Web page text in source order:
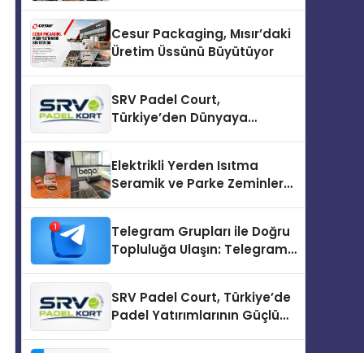
Cesur Packaging, Mısır’daki
Üretim Üssünü Büyütüyor
SRV Padel Court,
Türkiye’den Dünyaya
Elektrikli Yerden Isıtma
Seramik ve Parke Zeminler
Telegram Grupları ile Doğru
Topluluğa Ulaşın: Telegram
SRV Padel Court, Türkiye’de
Padel Yatırımlarının Güçlü